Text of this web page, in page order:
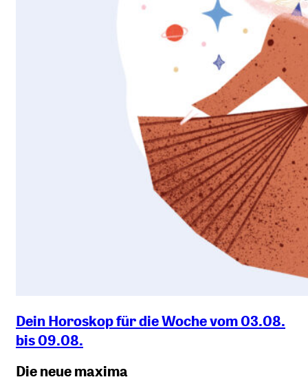
Dein Horoskop für die Woche vom 03.08.
bis 09.08.
Die neue maxima